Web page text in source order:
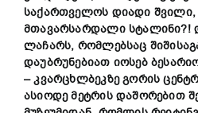
საქართველოს დიადი შვილი,
მთავარსარდალი სტალინი?!
ლაჩარს, რომლებსაც
დაუბრუნებიათ იოსებ
– კვარცხლბეკზე გორის
ასიოდე მეტრის დაშორებით